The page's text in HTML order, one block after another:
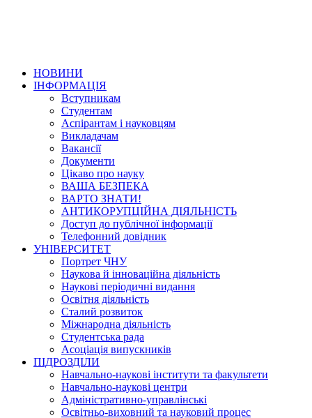
НОВИНИ
ІНФОРМАЦІЯ
Вступникам
Студентам
Аспірантам і науковцям
Викладачам
Вакансії
Документи
Цікаво про науку
ВАША БЕЗПЕКА
ВАРТО ЗНАТИ!
АНТИКОРУПЦІЙНА ДІЯЛЬНІСТЬ
Доступ до публічної інформації
Телефонний довідник
УНІВЕРСИТЕТ
Портрет ЧНУ
Наукова й інноваційна діяльність
Наукові періодичні видання
Освітня діяльність
Сталий розвиток
Міжнародна діяльність
Студентська рада
Асоціація випускників
ПІДРОЗДІЛИ
Навчально-наукові інститути та факультети
Навчально-наукові центри
Адміністративно-управлінські
Освітньо-виховний та науковий процес